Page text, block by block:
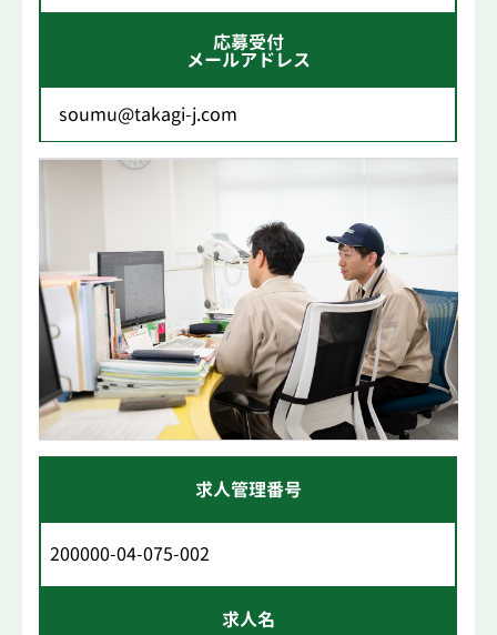
応募受付
メールアドレス
soumu@takagi-j.com
求人管理番号
200000-04-075-002
求人名